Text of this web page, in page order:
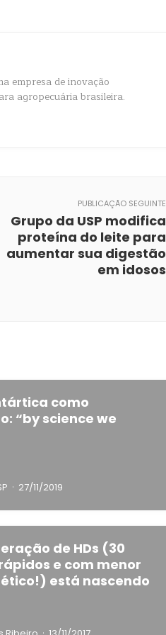
empresa de inovação
agropecuária brasileira.
PUBLICAÇÃO SEGUINTE
Grupo da USP modifica
proteína do leite para
aumentar sua digestão
em idosos
como
“by science we
· 27/11/2019
de HDs (30
e com menor
está nascendo